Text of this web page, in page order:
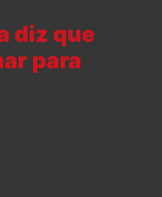
diz que
para